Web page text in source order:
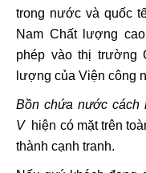
trong nước và quốc
Nam Chất lượng
phép vào thị trường
lượng của Viện công
Bồn chứa nước cách
Vhiện có mặt trên
thành cạnh tranh.